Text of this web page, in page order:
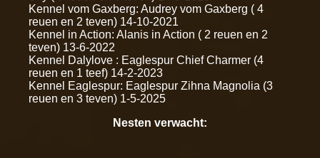
Kennel vom Gaxberg: Audrey vom Gaxberg ( 4
reuen en 2 teven) 14-10-2021
Kennel in Action: Alanis in Action ( 2 reuen en 2
teven) 13-6-2022
Kennel Dalylove : Eaglespur Chief Charmer (4
reuen en 1 teef) 14-2-2023
Kennel Eaglespur: Eaglespur Zihna Magnolia (3
reuen en 3 teven) 1-5-2025
Nesten verwacht: